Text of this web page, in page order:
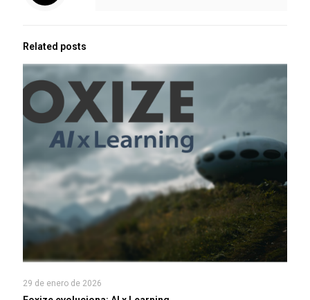
Related posts
29 de enero de 2026